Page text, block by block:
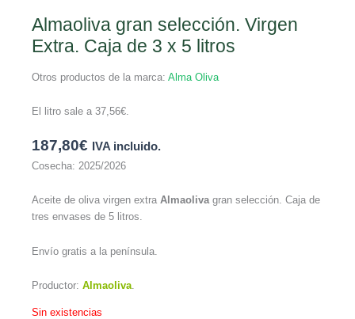
Almaoliva gran selección. Virgen
Extra. Caja de 3 x 5 litros
Otros productos de la marca: Alma Oliva
El litro sale a 37,56€
187,80€ IVA incluido.
Cosecha: 2025/2026
Aceite de oliva virgen extra Almaolivagran selección. Caja de
tres envases de 5 litros.
Envío gratis a la península.
Productor: Almaoliva.
Sin existencias